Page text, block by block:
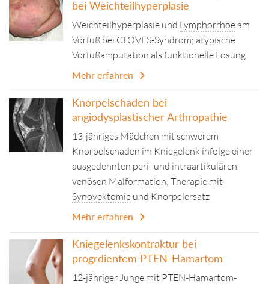
bei Weichteilhyperplasie
Weichteilhyperplasie und Lymphorrhoe am
Vorfuß bei CLOVES-Syndrom; atypische
Vorfußamputation als funktionelle Lösung
Mehr erfahren
Knorpelschaden bei
angiodysplastischer Arthropathie
13-jähriges Mädchen mit schwerem
Knorpelschaden im Kniegelenk infolge einer
ausgedehnten peri- und intraartikulären
venösen Malformation; Therapie mit
Synovektomie und Knorpelersatz
Mehr erfahren
Kniegelenkskontraktur bei
progrdientem PTEN-Hamartom
12-jähriger Junge mit PTEN-Hamartom-